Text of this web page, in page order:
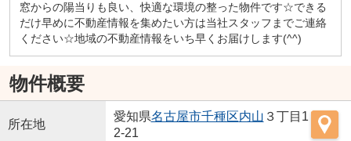
窓からの陽当りも良い、快適な環境の整った物件です☆できる
だけ早めに不動産情報を集めたい方は当社スタッフまでご連絡
ください☆地域の不動産情報をいち早くお届けします(^^)
物件概要
所在地
愛知県名古屋市千種区内山 ３丁目1
2-21